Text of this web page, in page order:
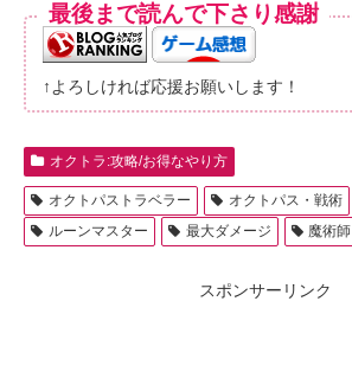
最後まで読んで下さり感謝
↑よろしければ応援お願いします！
オクトラ:攻略/お得なやり方
オクトパストラベラー オクトパス・戦術
ルーンマスター
最大ダメージ 魔術師
スポンサーリンク